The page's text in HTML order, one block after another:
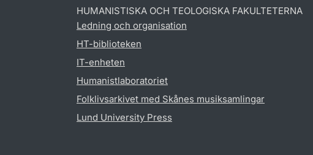
HUMANISTISKA OCH TEOLOGISKA FAKULTETERNA
Ledning och organisation
HT-biblioteken
IT-enheten
Humanistlaboratoriet
Folklivsarkivet med Skånes musiksamlingar
Lund University Press